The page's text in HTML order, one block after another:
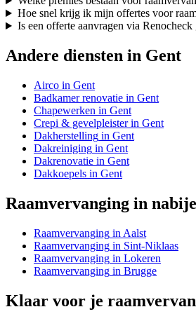
Hoe snel krijg ik mijn offertes voor
Is een offerte aanvragen via Renocheck
Andere diensten in Gent
Airco in Gent
Badkamer renovatie in Gent
Chapewerken in Gent
Crepi & gevelpleisterin Gent
Dakherstelling in Gent
Dakreiniging in Gent
Dakrenovatie in Gent
Dakkoepels in Gent
Raamvervanging in
Raamvervanging in Aalst
Raamvervanging in Sint-Niklaas
Raamvervanging in Lokeren
Raamvervanging in Brugge
Klaar voor je